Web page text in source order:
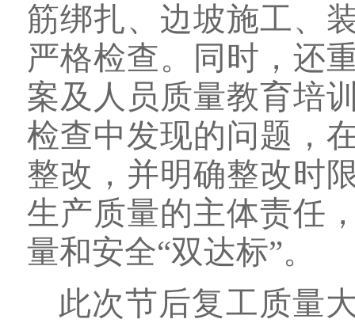
筋绑扎、边坡施工、
严格检查。同时，还
案及人员质量教育培
检查中发现的问题，
整改，并明确整改时
生产质量的主体责任
量和安全“双达标”。
此次节后复工质量